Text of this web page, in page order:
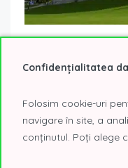
17 noiembrie 2025
chestiune logistică ci
o decizie...
Read More
Confidențialitatea
Folosim cookie-uri
navigare în site, a
conținutul. Poți alege